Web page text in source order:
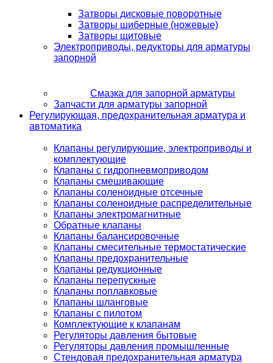
Затворы дисковые поворотные
Затворы шиберные (ножевые)
Затворы щитовые
Электроприводы, редукторы для арматуры
запорной
Смазка для запорной арматуры
Запчасти для арматуры запорной
Регулирующая, предохранительная арматура и
автоматика
Клапаны регулирующие, электроприводы и
комплектующие
Клапаны с гидропневмоприводом
Клапаны смешивающие
Клапаны соленоидные отсечные
Клапаны соленоидные распределительные
Клапаны электромагнитные
Обратные клапаны
Клапаны балансировочные
Клапаны смесительные термостатические
Клапаны предохранительные
Клапаны редукционные
Клапаны перепускные
Клапаны поплавковые
Клапаны шланговые
Клапаны с пилотом
Комплектующие к клапанам
Регуляторы давления бытовые
Регуляторы давления промышленные
Стендовая предохранительная арматура